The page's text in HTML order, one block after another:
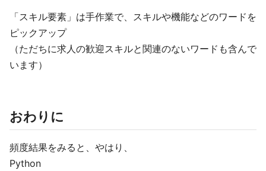
「スキル要素」は手作業で、スキルや機能などのワードを
ピックアップ
（ただちに求人の歓迎スキルと関連のないワードも含んで
います）
おわりに
頻度結果をみると、やはり、
Python